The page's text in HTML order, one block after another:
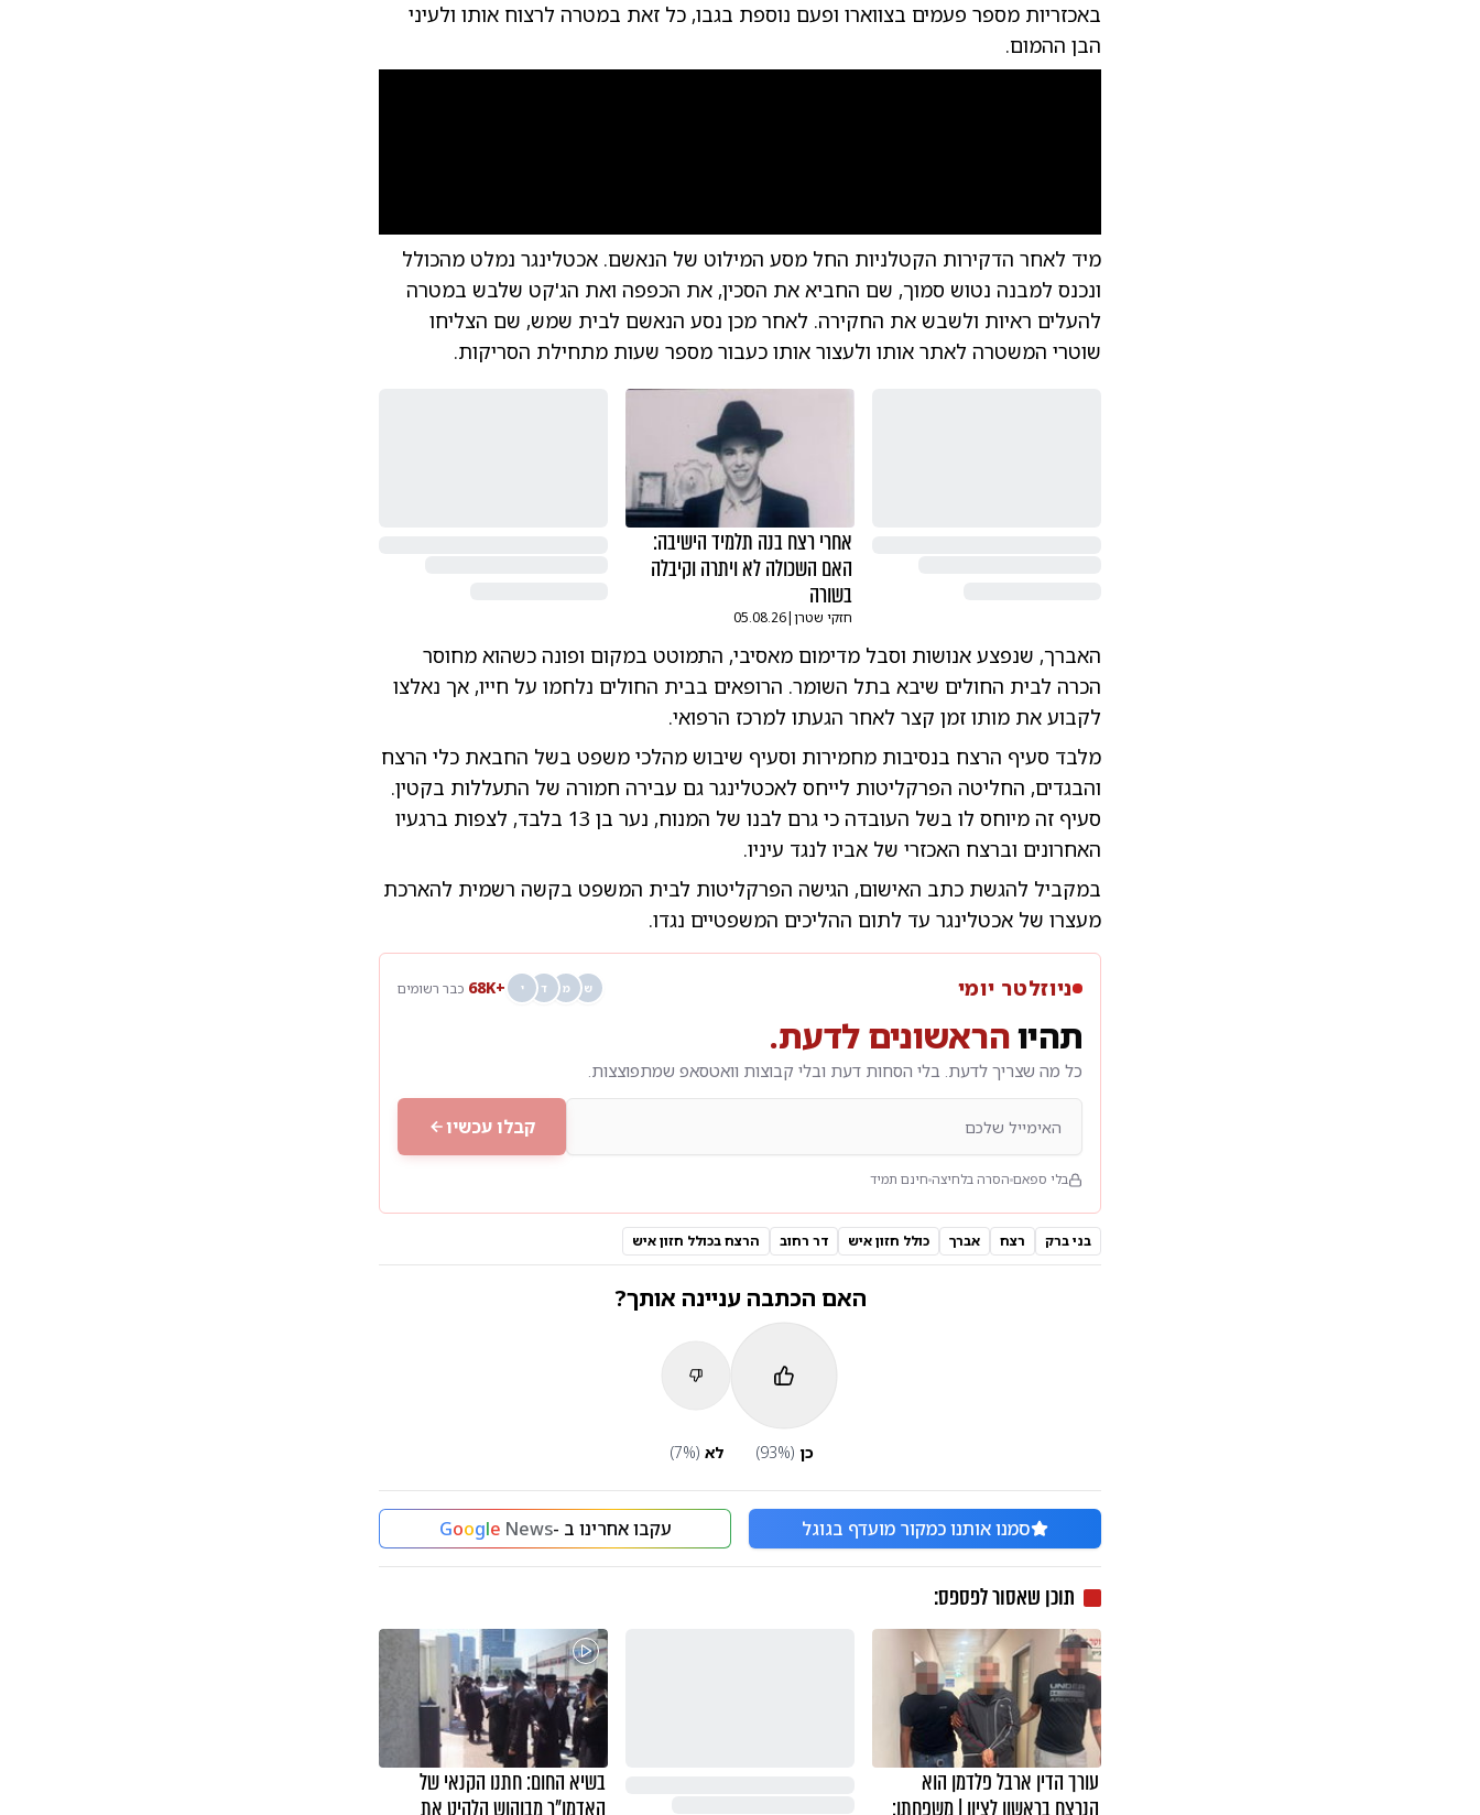
באכזריות מספר פעמים בצווארו ופעם נוספת בגבו, כל זאת במטרה לרצוח אותו ולעיני
הבן ההמום.
מיד לאחר הדקירות הקטלניות החל מסע המילוט של הנאשם. אכטלינגר נמלט מהכולל
ונכנס למבנה נטוש סמוך, שם החביא את הסכין, את הכפפה ואת הג'קט שלבש במטרה
להעלים ראיות ולשבש את החקירה. לאחר מכן נסע הנאשם לבית שמש, שם הצליחו
שוטרי המשטרה לאתר אותו ולעצור אותו כעבור מספר שעות מתחילת הסריקות.
אחרי רצח בנה תלמיד הישיבה:
האם השכולה לא ויתרה וקיבלה
בשורה
חזקי שטרן|
05.08.26
האברך, שנפצע אנושות וסבל מדימום מאסיבי, התמוטט במקום ופונה כשהוא מחוסר
הכרה לבית החולים שיבא בתל השומר. הרופאים בבית החולים נלחמו על חייו, אך נאלצו
לקבוע את מותו זמן קצר לאחר הגעתו למרכז הרפואי.
מלבד סעיף הרצח בנסיבות מחמירות וסעיף שיבוש מהלכי משפט בשל החבאת כלי הרצח
והבגדים, החליטה הפרקליטות לייחס לאכטלינגר גם עבירה חמורה של התעללות בקטין.
סעיף זה מיוחס לו בשל העובדה כי גרם לבנו של המנוח, נער בן 13 בלבד, לצפות ברגעיו
האחרונים וברצח האכזרי של אביו לנגד עיניו.
במקביל להגשת כתב האישום, הגישה הפרקליטות לבית המשפט בקשה רשמית להארכת
מעצרו של אכטלינגר עד לתום ההליכים המשפטיים נגדו.
ניוזלטר יומי ש מ ד י +68K כבר רשומים
תהיוהראשונים לדעת.
כל מה שצריך לדעת. בלי הסחות דעת ובלי קבוצות וואטסאפ שמתפוצצות.
קבלו עכשיו
בלי ספאם הסרה בלחיצה חינם תמיד
בני ברק רצח אברך כולל חזון איש דר רחוב הרצח בכולל חזון איש
האם הכתבה עניינה אותך?
כן (
93%) לא (
7%)
סמנו אותנו כמקור מועדף בגוגל עקבו אחרינו ב - Google News
תוכן שאסור לפספס:
עורך הדין ארבל פלדמן הוא
בשיא החום: חתנו הקנאי של